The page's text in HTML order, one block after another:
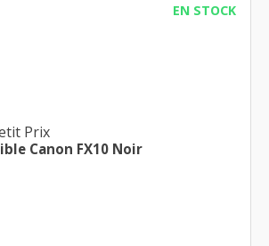
EN STOCK
Prix
Canon FX10 Noir